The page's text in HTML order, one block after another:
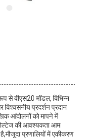
से वीएस20 मॉडल, विभिन्न
विश्वसनीय प्रदर्शन प्रदान
आंदोलनों को मापने में
की आवश्यकता आम
प्रणालियों में एकीकरण